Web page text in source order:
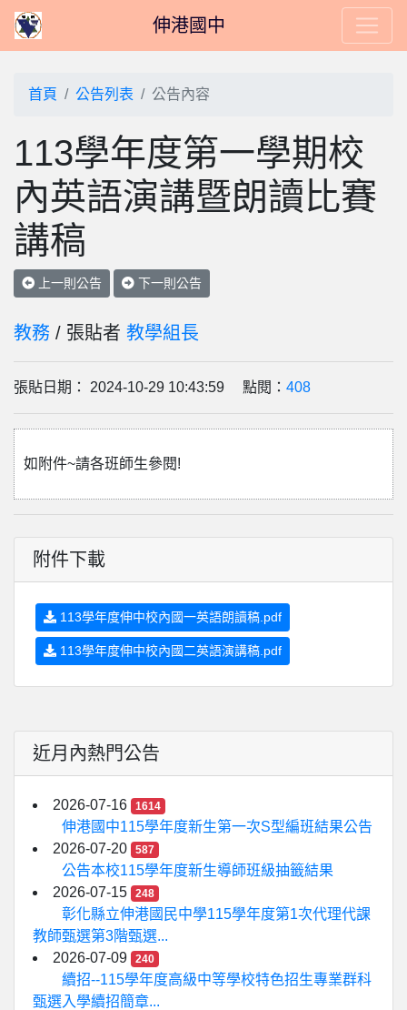
伸港國中
首頁 公告列表 公告內容
113學年度第一學期校
內英語演講暨朗讀比賽
講稿
上一則公告 下一則公告
教務 / 張貼者 教學組長
張貼日期： 2024-10-29 10:43:59 點閱： 408
如附件~請各班師生參閱!
附件下載
113學年度伸中校內國一英語朗讀稿.pdf
113學年度伸中校內國二英語演講稿.pdf
近月內熱門公告
2026-07-16 1614
伸港國中115學年度新生第一次S型編班結果公告
2026-07-20
587
公告本校115學年度新生導師班級抽籤結果
2026-07-15
248
彰化縣立伸港國民中學115學年度第1次代理代課
教師甄選第3階甄選...
2026-07-09
240
續招--115學年度高級中等學校特色招生專業群科
甄選入學續招簡章...